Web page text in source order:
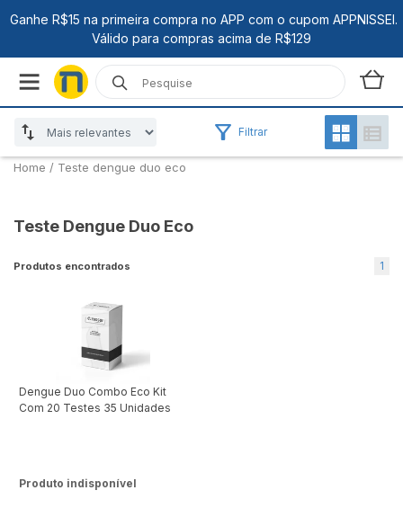
Filtrar
Home / Teste dengue duo eco
Teste Dengue Duo Eco
Produtos encontrados 1
Dengue Duo Combo Eco Kit
Com 20 Testes 35 Unidades
Produto indisponível